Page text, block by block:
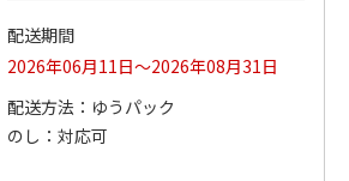
＜お中元＞人気一日
配送期間
2026年06月11日～2026年08月31日
配送方法
ゆうパック
のし
対応可